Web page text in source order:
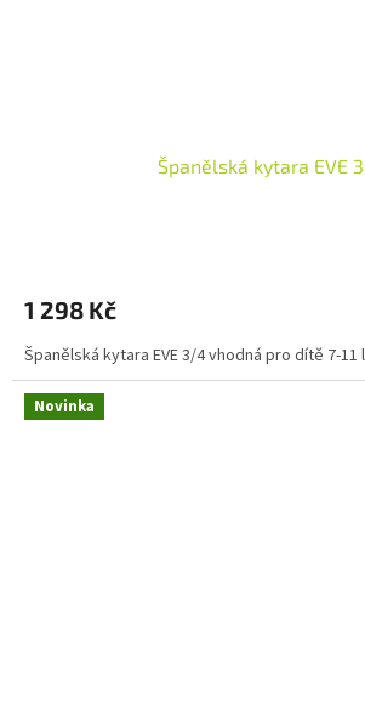
Španělská kytara EVE
1 298 Kč
Španělská kytara EVE 3/4 vhodná pro dítě 7-11
Novinka